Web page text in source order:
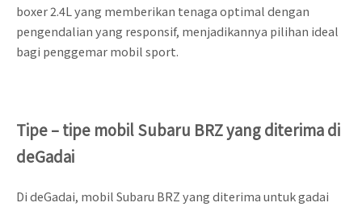
boxer 2.4L yang memberikan tenaga optimal dengan
pengendalian yang responsif, menjadikannya pilihan ideal
bagi penggemar mobil sport.
Tipe – tipe mobil Subaru BRZ yang diterima di
deGadai
Di deGadai, mobil Subaru BRZ yang diterima untuk gadai